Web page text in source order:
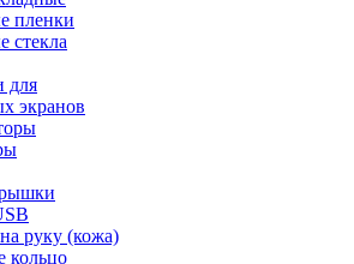
пленки
стекла
для
экранов
руку (кожа)
кольцо